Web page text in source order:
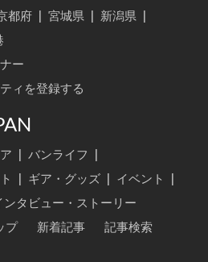
都府 宮城県 新潟県
ー
ィを登録する
バンライフ
ギア・グッズ イベント
ンタビュー・ストーリー
プ
新着記事
記事検索